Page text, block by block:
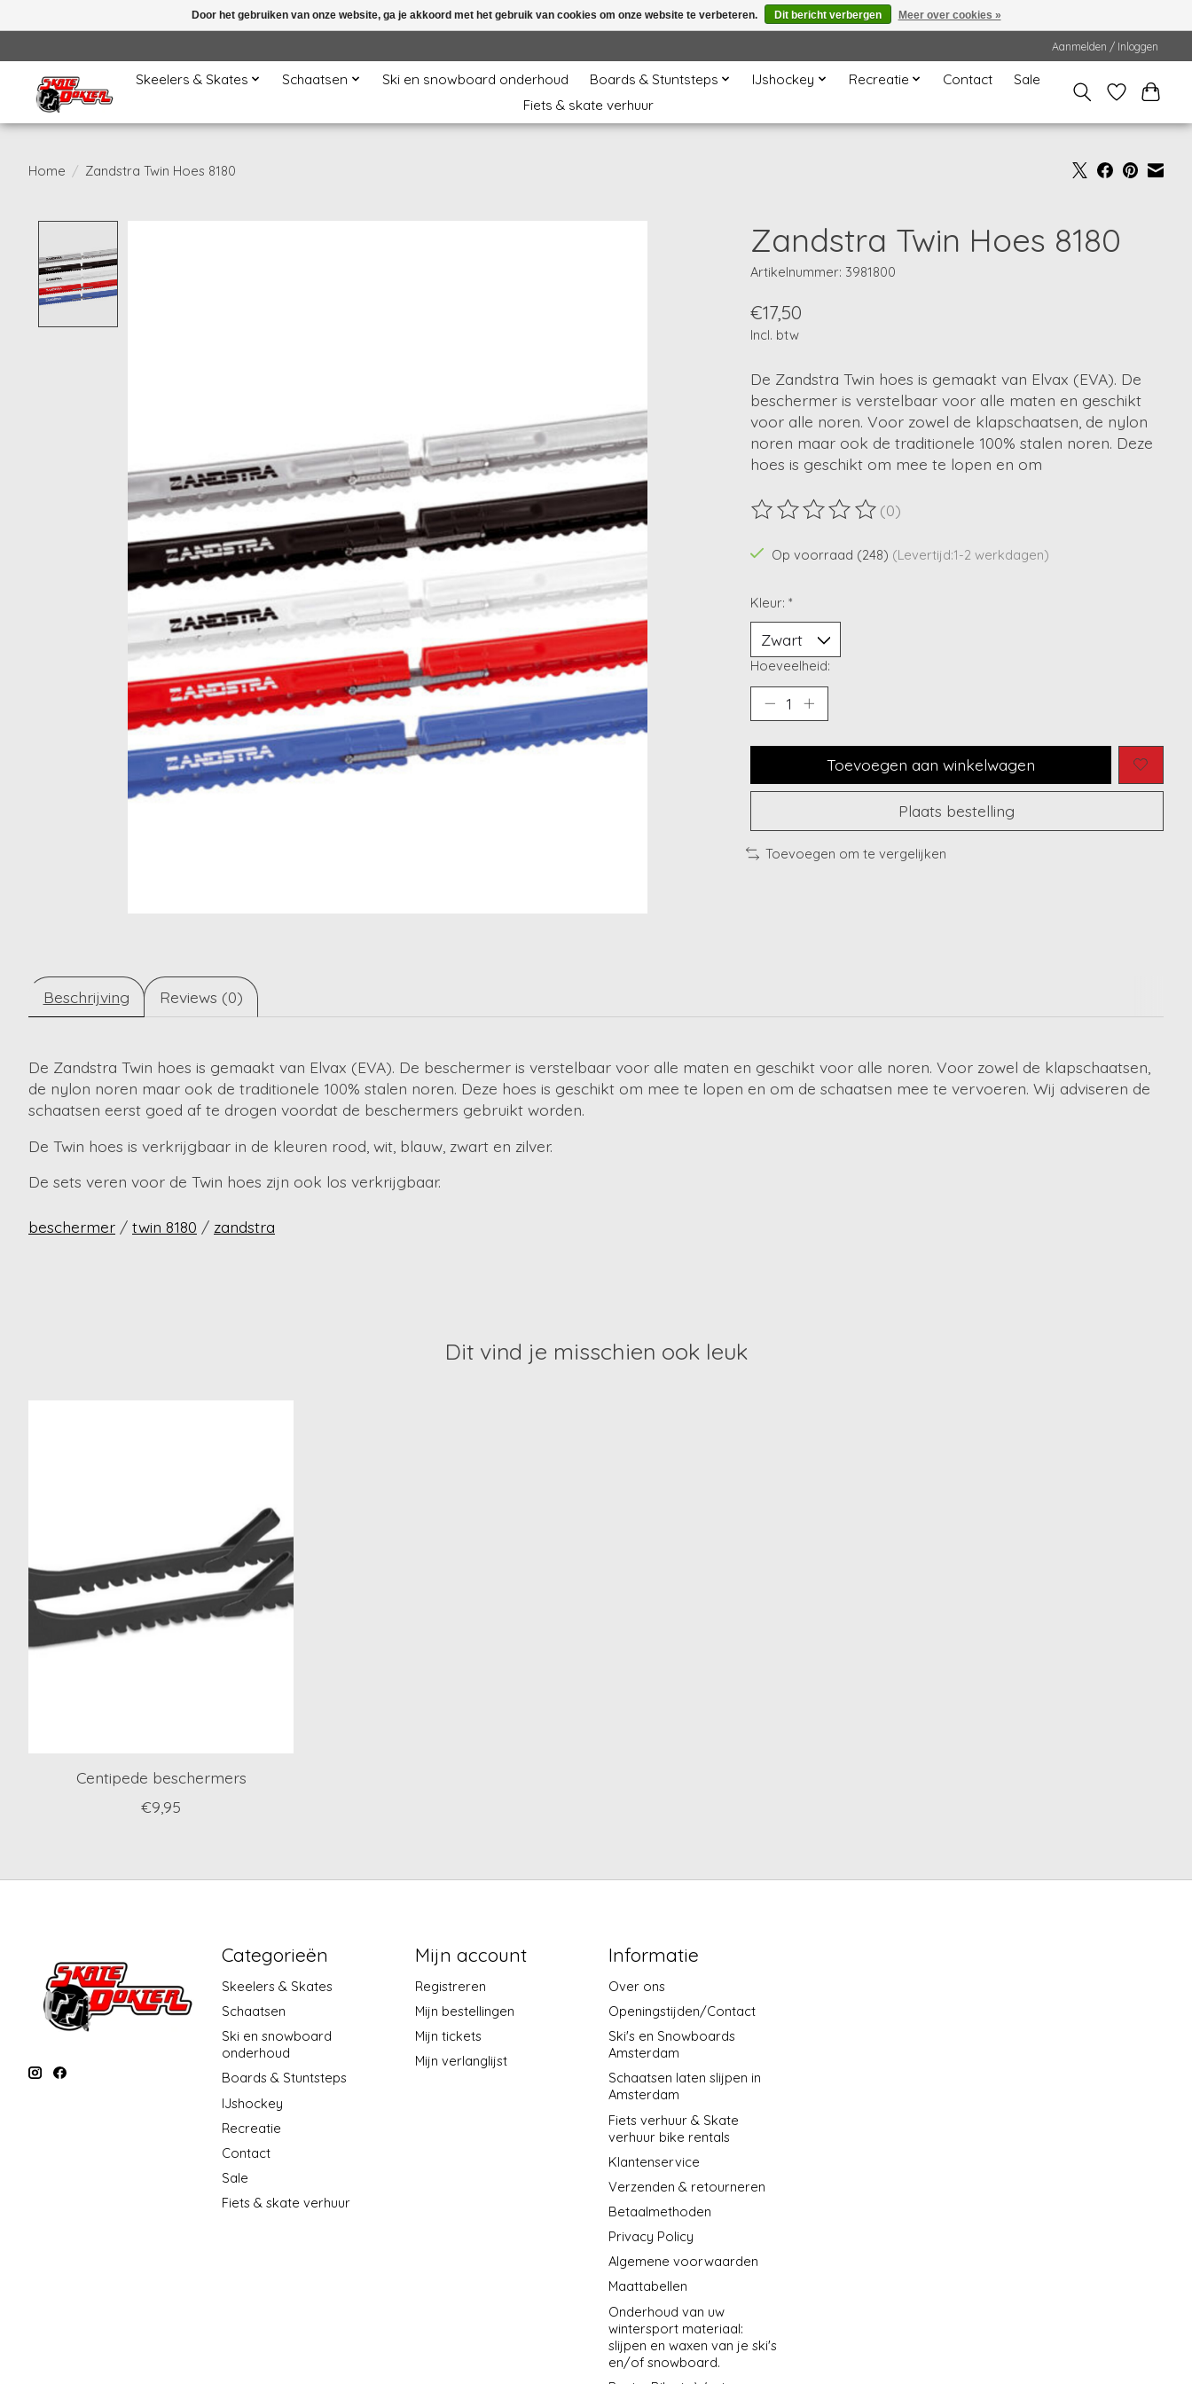
Aanmelden / Inloggen
Skeelers & Skates Schaatsen Ski en snowboard onderhoud Boards & Stuntsteps IJshockey Recreatie Contact
Sale
Fiets & skate verhuur
Home / Zandstra Twin Hoes 8180
Zandstra Twin Hoes 8180
Artikelnummer: 3981800
€17,50
Incl. btw
De Zandstra Twin hoes is gemaakt van Elvax (EVA). De
beschermer is verstelbaar voor alle maten en geschikt
voor alle noren. Voor zowel de klapschaatsen, de nylon
noren maar ook de traditionele 100% stalen noren. Deze
hoes is geschikt om mee te lopen en om
De beoordeling van dit product is
(0)
Op voorraad (248) (Levertijd:1-2 werkdagen)
Kleur: *
Hoeveelheid:
Toevoegen aan winkelwagen
Plaats bestelling
Toevoegen om te vergelijken
Beschrijving Reviews (0)
De Zandstra Twin hoes is gemaakt van Elvax (EVA). De beschermer is verstelbaar voor alle maten en geschikt voor alle noren. Voor zowel de klapschaatsen,
de nylon noren maar ook de traditionele 100% stalen noren. Deze hoes is geschikt om mee te lopen en om de schaatsen mee te vervoeren. Wij adviseren de
schaatsen eerst goed af te drogen voordat de beschermers gebruikt worden.
De Twin hoes is verkrijgbaar in de kleuren rood, wit, blauw, zwart en zilver.
De sets veren voor de Twin hoes zijn ook los verkrijgbaar.
beschermer / twin 8180 / zandstra
Dit vind je misschien ook leuk
Centipede beschermers
€9,95
Categorieën
Skeelers & Skates
Schaatsen
Ski en snowboard
onderhoud
Boards & Stuntsteps
IJshockey
Recreatie
Contact
Sale
Fiets & skate verhuur
Mijn account
Registreren
Mijn bestellingen
Mijn tickets
Mijn verlanglijst
Informatie
Over ons
Openingstijden/Contact
Ski's en Snowboards
Amsterdam
Schaatsen laten slijpen in
Amsterdam
Fiets verhuur & Skate
verhuur bike rentals
Klantenservice
Verzenden & retourneren
Betaalmethoden
Privacy Policy
Algemene voorwaarden
Maattabellen
Onderhoud van uw
wintersport materiaal:
slijpen en waxen van je ski's
en/of snowboard.
Door het gebruiken van onze website, ga je akkoord met het gebruik van cookies om onze website te verbeteren. Dit bericht verbergen Meer over cookies »